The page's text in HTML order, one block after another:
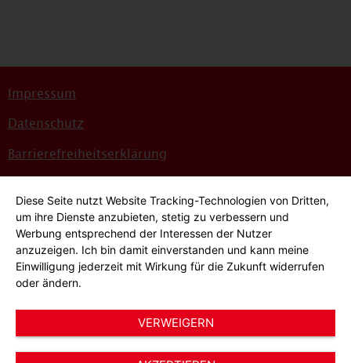
Impressum
Datenschutz
Barrierefreiheitserklärung
Bildnachweise
Hinweisgeber*innensystem
Cookie-Einstellungen
Diese Seite nutzt Website Tracking-Technologien von Dritten,
um ihre Dienste anzubieten, stetig zu verbessern und
Werbung entsprechend der Interessen der Nutzer
anzuzeigen. Ich bin damit einverstanden und kann meine
Einwilligung jederzeit mit Wirkung für die Zukunft widerrufen
oder ändern.
VERWEIGERN